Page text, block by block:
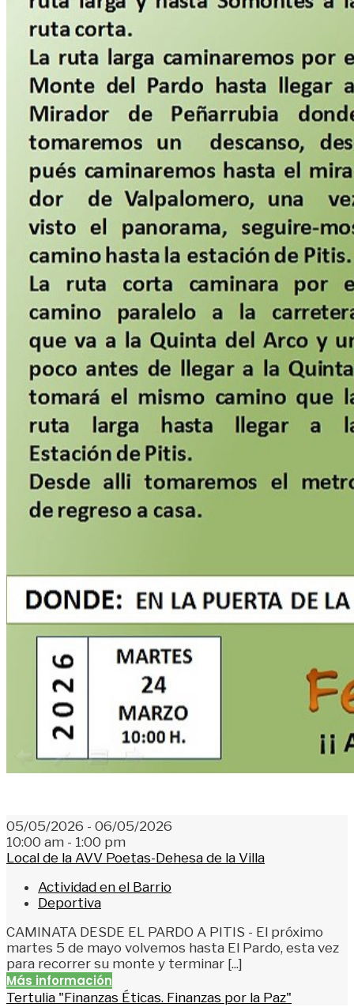
05/05/2026 - 06/05/2026
10:00 am - 1:00 pm
Local de la AVV Poetas-Dehesa de la Villa
Actividad en el Barrio
Deportiva
CAMINATA DESDE EL PARDO A PITIS - El próximo
martes 5 de mayo volvemos hasta El Pardo, esta vez
para recorrer su monte y terminar [...]
Más información
Tertulia "Finanzas Éticas. Finanzas por la Paz"